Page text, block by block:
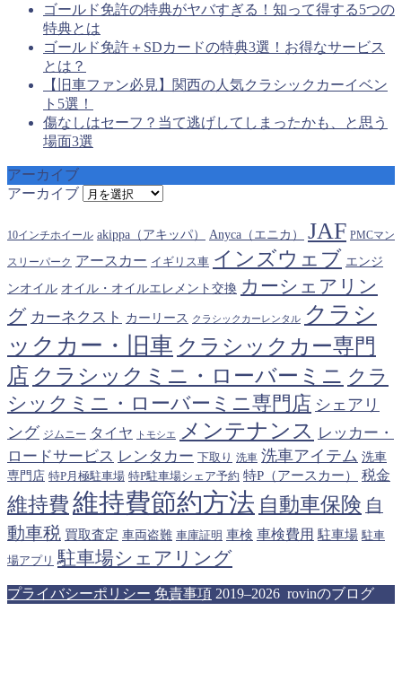
ゴールド免許の特典がヤバすぎる！知って得する5つの
特典とは
ゴールド免許＋SDカードの特典3選！お得なサービス
とは？
【旧車ファン必見】関西の人気クラシックカーイベン
ト5選！
傷なしはセーフ？当て逃げしてしまったかも、と思う
場面3選
アーカイブ
アーカイブ
10インチホイール akippa（アキッパ） Anyca（エニカ） JAF PMCマン
スリーパーク アースカー イギリス車 インズウェブ エンジ
ンオイル オイル・オイルエレメント交換 カーシェアリン
グ カーネクスト カーリース クラシックカーレンタル
クラシ
ックカー・旧車 クラシックカー専門
店 クラシックミニ・ローバーミニ クラ
シックミニ・ローバーミニ専門店 シェアリ
ング ジムニー タイヤ トモシエ メンテナンス レッカー・
ロードサービス レンタカー 下取り 洗車 洗車アイテム 洗車
専門店 特P月極駐車場 特P駐車場シェア予約 特P（アースカー） 税金
維持費 維持費節約方法 自動車保険 自
動車税 買取査定 車両盗難 車庫証明 車検 車検費用 駐車場 駐車
場アプリ 駐車場シェアリング
プライバシーポリシー 免責事項 2019–2026 rovinのブログ